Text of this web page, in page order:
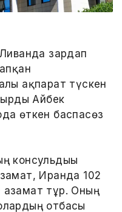
зардап
ақпарат түскен
Айбек
өткен баспасөз
консульдығы
Иранда 102
азамат тұр. Оның
отбасы